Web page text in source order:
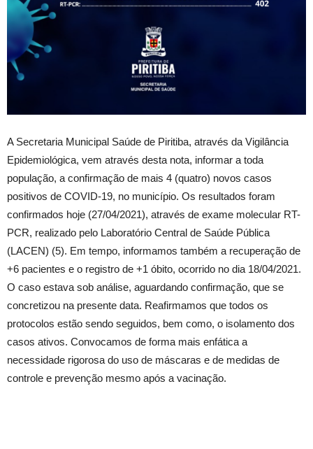
A Secretaria Municipal Saúde de Piritiba, através da Vigilância
Epidemiológica, vem através desta nota, informar a toda
população, a confirmação de mais 4 (quatro) novos casos
positivos de COVID-19, no município. Os resultados foram
confirmados hoje (27/04/2021), através de exame molecular RT-
PCR, realizado pelo Laboratório Central de Saúde Pública
(LACEN) (5). Em tempo, informamos também a recuperação de
+6 pacientes e o registro de +1 óbito, ocorrido no dia 18/04/2021.
O caso estava sob análise, aguardando confirmação, que se
concretizou na presente data. Reafirmamos que todos os
protocolos estão sendo seguidos, bem como, o isolamento dos
casos ativos. Convocamos de forma mais enfática a
necessidade rigorosa do uso de máscaras e de medidas de
controle e prevenção mesmo após a vacinação.